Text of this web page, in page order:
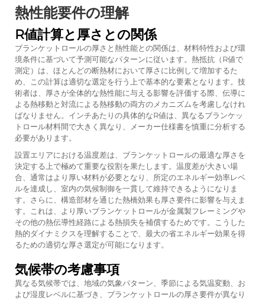
熱性能要件の理解
R値計算と厚さとの関係
ブランケットロールの厚さと熱性能との関係は、材料特性および環
境条件に基づいて予測可能なパターンに従います。熱抵抗（R値で
測定）は、ほとんどの断熱材において厚さに比例して増加するた
め、この計算は適切な選定を行う上で基本的な要素となります。技
術者は、厚さが全体的な熱性能に与える影響を評価する際、伝導に
よる熱移動と対流による熱移動の両方のメカニズムを考慮しなけれ
ばなりません。インチあたりの具体的なR値は、異なるブランケッ
トロール材料間で大きく異なり、メーカー仕様書を慎重に分析する
必要があります。
設置エリアにおける温度差は、ブランケットロールの最適な厚さを
決定する上で極めて重要な役割を果たします。温度差が大きい場
合、通常はより厚い材料が必要となり、所定のエネルギー効率レベ
ルを達成し、室内の気候制御を一貫して維持できるようになりま
す。さらに、構造部材を通じた熱橋効果も厚さ要件に影響を与えま
す。これは、より厚いブランケットロールが金属製フレーミングや
その他の熱伝導性経路による熱損失を補償するためです。こうした
熱的ダイナミクスを理解することで、最大の省エネルギー効果を得
るための適切な厚さ選定が可能になります。
気候帯の考慮事項
異なる気候帯では、地域の気象パターン、季節による気温変動、お
よび湿度レベルに基づき、ブランケットロールの厚さ要件が異なり